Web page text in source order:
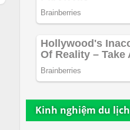
Kinh nghiệm du lịch